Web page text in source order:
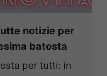
notizie per
batosta
per tutti: in